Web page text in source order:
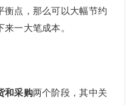
衡点，那么可以大幅节约
一大笔成本。
和采购两个阶段，其中关